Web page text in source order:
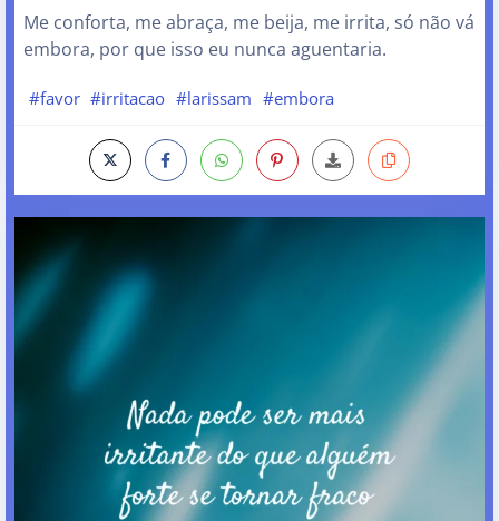
Me conforta, me abraça, me beija, me irrita, só não vá
embora, por que isso eu nunca aguentaria.
#favor #irritacao #larissam #embora